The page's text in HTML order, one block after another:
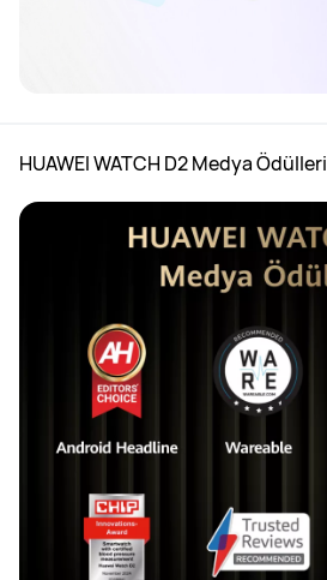
HUAWEI WATCH D2 Medya Ödülleri